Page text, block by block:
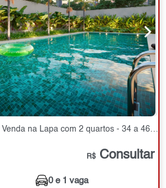
na Lapa com 2 quartos - 34 a 46 m²
R$ Consultar
0 e 1 vaga